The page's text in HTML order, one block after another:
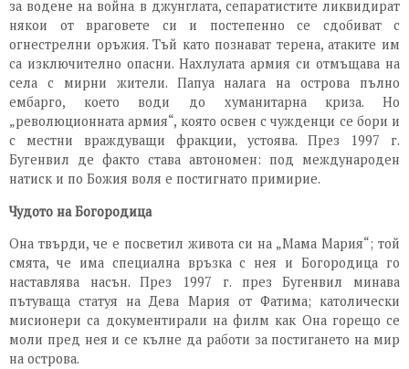
за водене на война в джунглата, сепаратистите ликвидират
някои от враговете си и постепенно се сдобиват с
огнестрелни оръжия. Тъй като познават терена, атаките им
са изключително опасни. Нахлулата армия си отмъщава на
села с мирни жители. Папуа налага на острова пълно
ембарго, което води до хуманитарна криза. Но
„революционната армия“, която освен с чужденци се бори и
с местни враждуващи фракции, устоява. През 1997 г.
Бугенвил де факто става автономен: под международен
натиск и по Божия воля е постигнато примирие.
Чудото на Богородица
Она твърди, че е посветил живота си на „Мама Мария“; той
смята, че има специална връзка с нея и Богородица го
наставлява насън. През 1997 г. през Бугенвил минава
пътуваща статуя на Дева Мария от Фатима; католически
мисионери са документирали на филм как Она горещо се
моли пред нея и се кълне да работи за постигането на мир
на острова.